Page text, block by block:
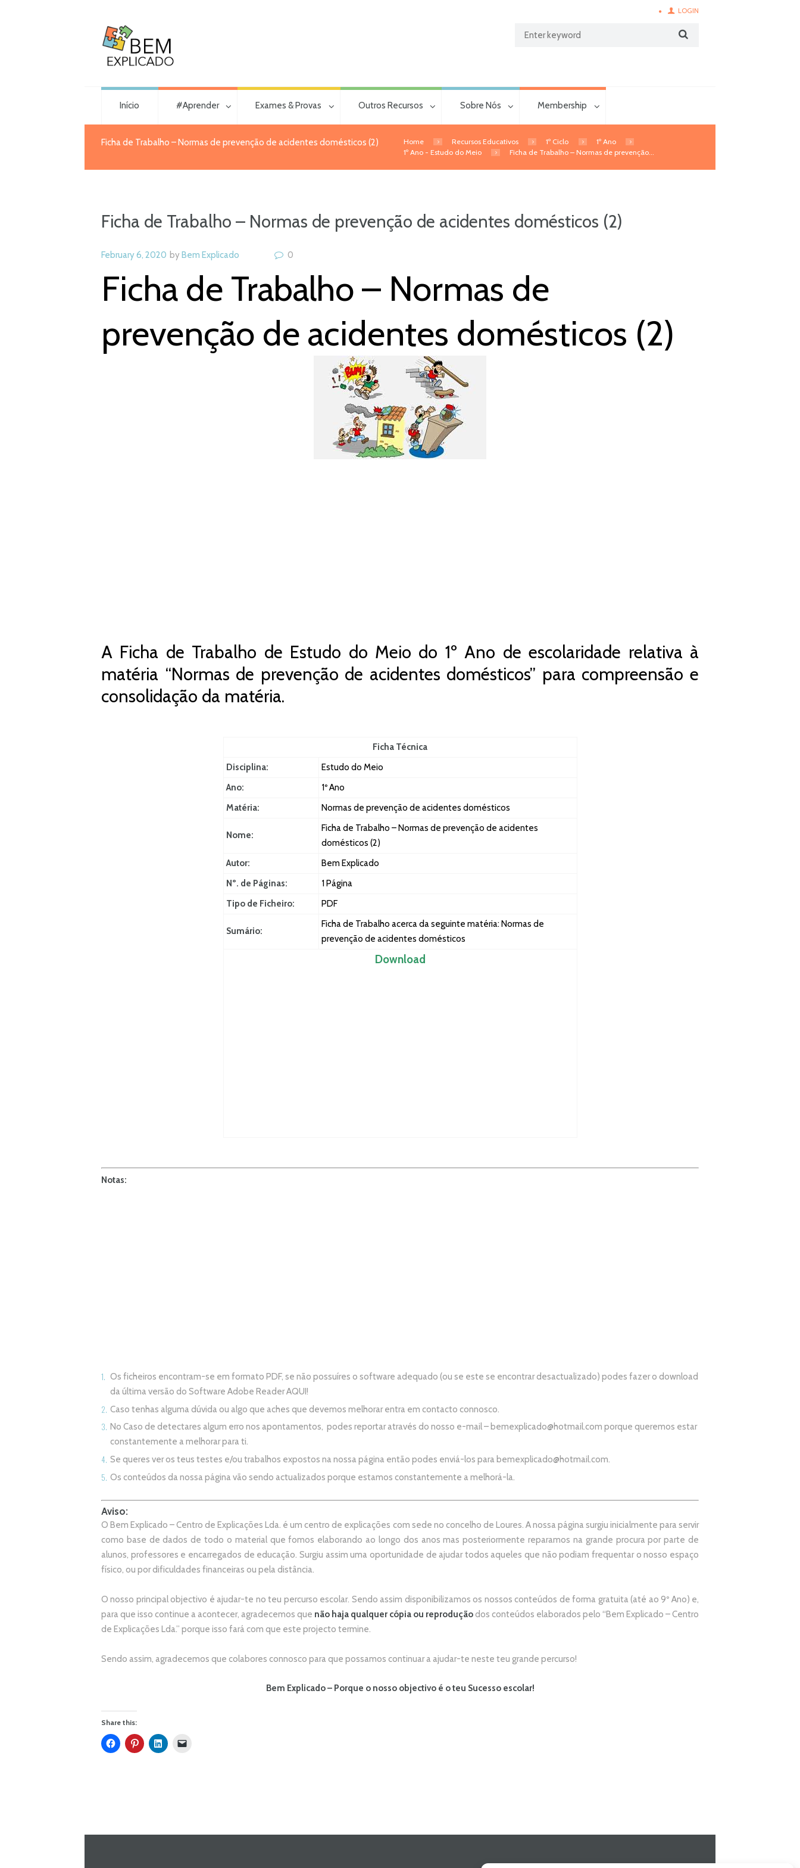
LOGIN
Início #Aprender Exames & Provas Outros Recursos Sobre Nós Membership
Ficha de Trabalho – Normas de prevenção de acidentes domésticos (2) Home Recursos Educativos 1º Ciclo
1º Ano
1º Ano - Estudo do Meio
Ficha de Trabalho – Normas de prevenção...
Ficha de Trabalho – Normas de prevenção de acidentes domésticos (2)
February 6, 2020 byBem Explicado 0
Ficha de Trabalho – Normas de
prevenção de acidentes domésticos (2)
A Ficha de Trabalho de Estudo do Meio do 1º Ano de escolaridade relativa à
matéria “Normas de prevenção de acidentes domésticos” para compreensão e
consolidação da matéria.
Ficha Técnica
Disciplina:
Estudo do Meio
Ano:
1º Ano
Matéria:
Normas de prevenção de acidentes domésticos
Nome:
Ficha de Trabalho – Normas de prevenção de acidentes
domésticos (2)
Autor:
Bem Explicado
Nº. de Páginas:
1 Página
Tipo de Ficheiro:
PDF
Sumário:
Ficha de Trabalho acerca da seguinte matéria: Normas de
prevenção de acidentes domésticos
Download
Notas:
Os ficheiros encontram-se em formato PDF, se não possuíres o software adequado (ou se este se encontrar desactualizado) podes fazer o download
da última versão do Software Adobe ReaderAQUI!
Caso tenhas alguma dúvida ou algo que aches que devemos melhorar entra em contacto connosco.
No Caso de detectares algum erro nos apontamentos, podes reportar através do nosso e-mail – bemexplicado@hotmail.com porque queremos estar
constantemente a melhorar para ti.
Se queres ver os teus testes e/ou trabalhos expostos na nossa página então podes enviá-los para bemexplicado@hotmail.com.
Os conteúdos da nossa página vão sendo actualizados porque estamos constantemente a melhorá-la.
Aviso:
O Bem Explicado – Centro de Explicações Lda. é um centro de explicações com sede no concelho de Loures. A nossa página surgiu inicialmente para servir
como base de dados de todo o material que fomos elaborando ao longo dos anos mas posteriormente reparamos na grande procura por parte de
alunos, professores e encarregados de educação. Surgiu assim uma oportunidade de ajudar todos aqueles que não podiam frequentar o nosso espaço
físico, ou por dificuldades financeiras ou pela distância.
O nosso principal objectivo é ajudar-te no teu percurso escolar. Sendo assim disponibilizamos os nossos conteúdos de forma gratuita (até ao 9º Ano) e,
para que isso continue a acontecer, agradecemos que não haja qualquer cópia ou reprodução dos conteúdos elaborados pelo “Bem Explicado – Centro
de Explicações Lda.” porque isso fará com que este projecto termine.
Sendo assim, agradecemos que colabores connosco para que possamos continuar a ajudar-te neste teu grande percurso!
Bem Explicado – Porque o nosso objectivo é o teu Sucesso escolar!
Share this: